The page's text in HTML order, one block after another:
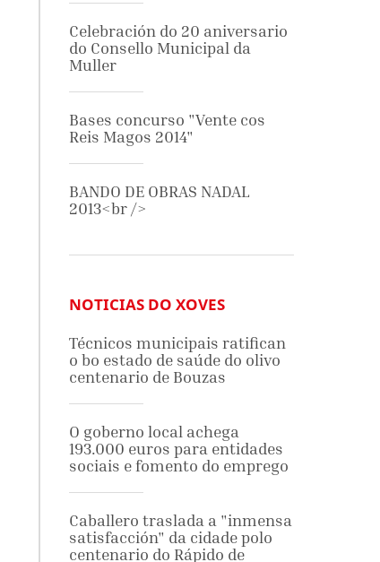
Celebración do 20 aniversario
do Consello Municipal da
Muller
Bases concurso "Vente cos
Reis Magos 2014"
BANDO DE OBRAS NADAL
2013<br />
NOTICIAS DO XOVES
Técnicos municipais ratifican
o bo estado de saúde do olivo
centenario de Bouzas
O goberno local achega
193.000 euros para entidades
sociais e fomento do emprego
Caballero traslada a "inmensa
satisfacción" da cidade polo
centenario do Rápido de